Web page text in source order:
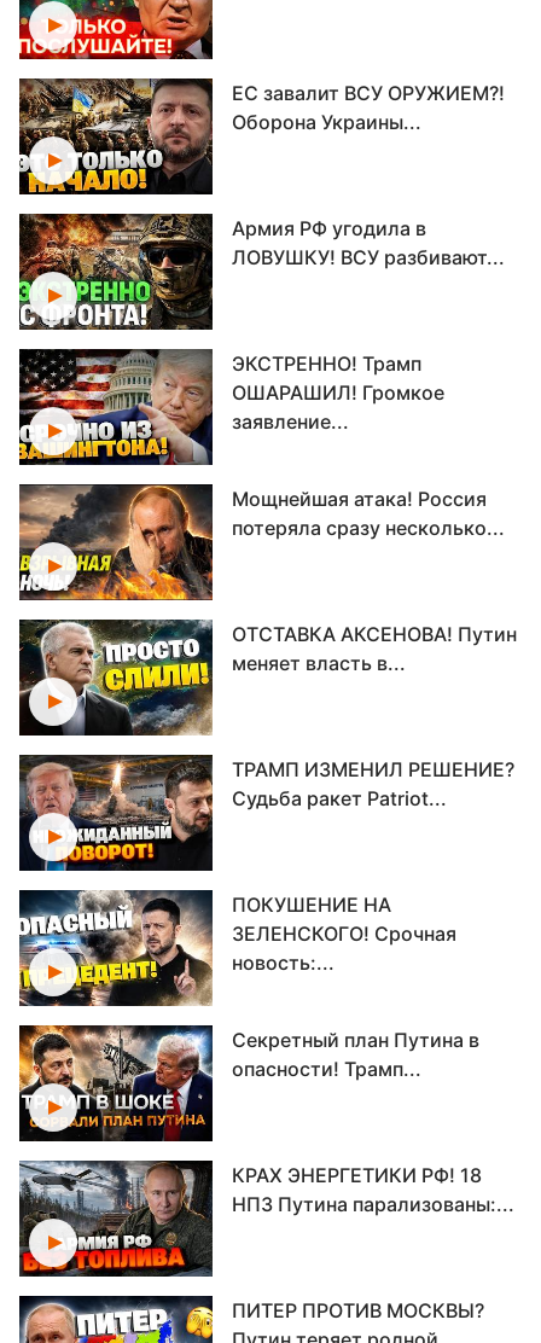
ЕС завалит ВСУ ОРУЖИЕМ?!
Оборона Украины...
Армия РФ угодила в
ЛОВУШКУ! ВСУ разбивают...
ЭКСТРЕННО! Трамп
ОШАРАШИЛ! Громкое
заявление...
Мощнейшая атака! Россия
потеряла сразу несколько...
ОТСТАВКА АКСЕНОВА! Путин
меняет власть в...
ТРАМП ИЗМЕНИЛ РЕШЕНИЕ?
Судьба ракет Patriot...
ПОКУШЕНИЕ НА
ЗЕЛЕНСКОГО! Срочная
новость:...
Секретный план Путина в
опасности! Трамп...
КРАХ ЭНЕРГЕТИКИ РФ! 18
НПЗ Путина парализованы:...
ПИТЕР ПРОТИВ МОСКВЫ?